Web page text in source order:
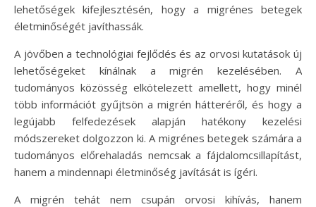
lehetőségek kifejlesztésén, hogy a migrénes betegek
életminőségét javíthassák.
A jövőben a technológiai fejlődés és az orvosi kutatások új
lehetőségeket kínálnak a migrén kezelésében. A
tudományos közösség elkötelezett amellett, hogy minél
több információt gyűjtsön a migrén hátteréről, és hogy a
legújabb felfedezések alapján hatékony kezelési
módszereket dolgozzon ki. A migrénes betegek számára a
tudományos előrehaladás nemcsak a fájdalomcsillapítást,
hanem a mindennapi életminőség javítását is ígéri.
A migrén tehát nem csupán orvosi kihívás, hanem